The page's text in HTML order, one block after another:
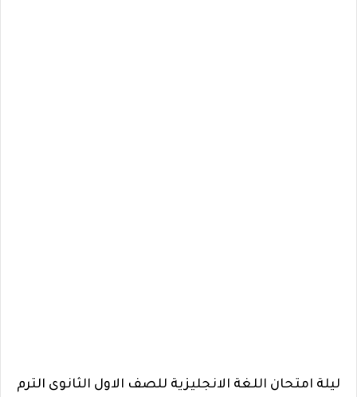
ليلة امتحان اللغة الانجليزية للصف الاول الثانوى الترم